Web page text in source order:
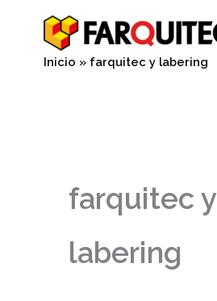
contenido
Inicio farquitec y labering
farquitec y
labering